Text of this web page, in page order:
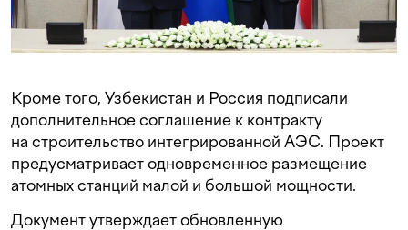
Кроме того, Узбекистан и Россия подписали
дополнительное соглашение к контракту
на строительство интегрированной АЭС. Проект
предусматривает одновременное размещение
атомных станций малой и большой мощности.
Документ утверждает обновленную